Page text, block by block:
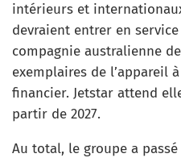
intérieurs et
devraient entrer en
compagnie australienne
exemplaires de l’appareil
financier. Jetstar attend
partir de 2027.
Au total, le groupe a